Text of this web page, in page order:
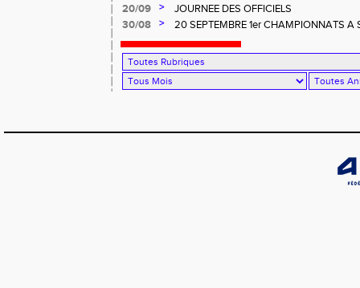
20/09
>
JOURNEE DES OFFICIELS
30/08
>
20 SEPTEMBRE 1er CHAMPIONNATS A